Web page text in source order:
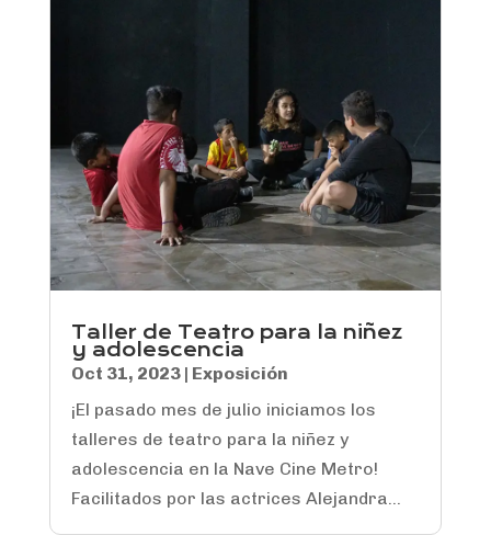
Taller de Teatro para la niñez
y adolescencia
Oct 31, 2023| Exposición
¡El pasado mes de julio iniciamos los
talleres de teatro para la niñez y
adolescencia en la Nave Cine Metro!
Facilitados por las actrices Alejandra...